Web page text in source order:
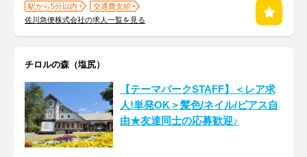
駅から5分以内
交通費支給
佐川急便株式会社の求人一覧を見る
チロルの森（塩尻）
【テーマパークSTAFF】＜レア求
人!単発OK＞髪色/ネイル/ピアス自
由★友達同士の応募歓迎♪